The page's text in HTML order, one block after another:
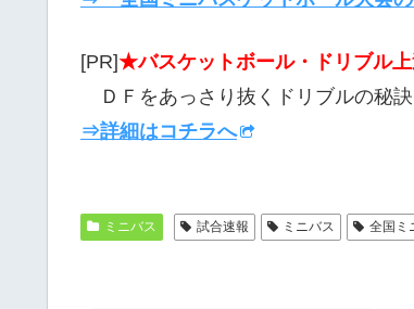
[PR]★バスケットボール・ドリブル
ＤＦをあっさり抜くドリブルの秘
⇒詳細はコチラへ
ミニバス 試合速報 ミニバス 全国ミ